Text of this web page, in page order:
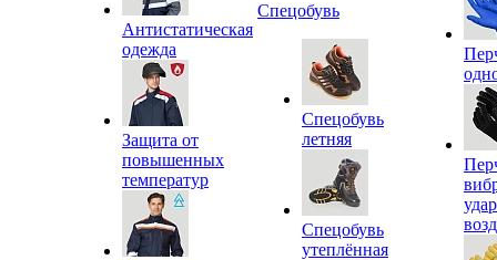
Антистатическая
одежда
Защита от
повышенных
температур
Спецобувь
Спецобувь
летняя
Спецобувь
утеплённая